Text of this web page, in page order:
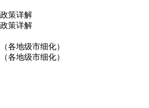
策详解
策详解
各地级市细化）
各地级市细化）